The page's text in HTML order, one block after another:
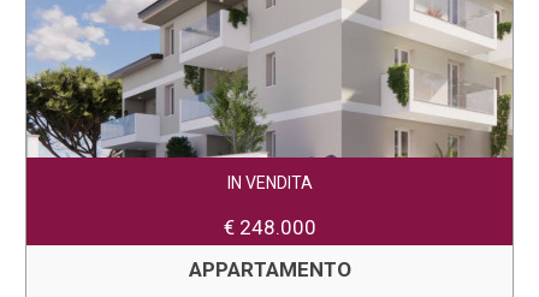
IN VENDITA
€ 248.000
APPARTAMENTO